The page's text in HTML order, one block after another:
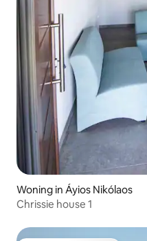
Woning in Áyios Nikólaos
Chrissie house 1